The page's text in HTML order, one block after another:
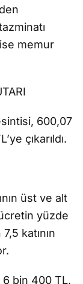
memur
600,07
çıkarıldı.
üst ve alt
yüzde
katının
6 bin 400 TL,